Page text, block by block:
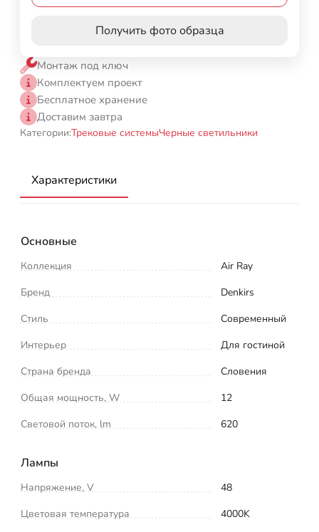
Получить фото образца
Монтаж под ключ
Комплектуем проект
Бесплатное хранение
Доставим завтра
Категории:Трековые системыЧерные светильники
Характеристики
Основные
Коллекция
Air Ray
Бренд
Denkirs
Стиль
Современный
Интерьер
Для гостиной
Страна бренда
Словения
Общая мощность, W
12
Световой поток, lm
620
Лампы
Напряжение, V
48
Цветовая температура
4000K